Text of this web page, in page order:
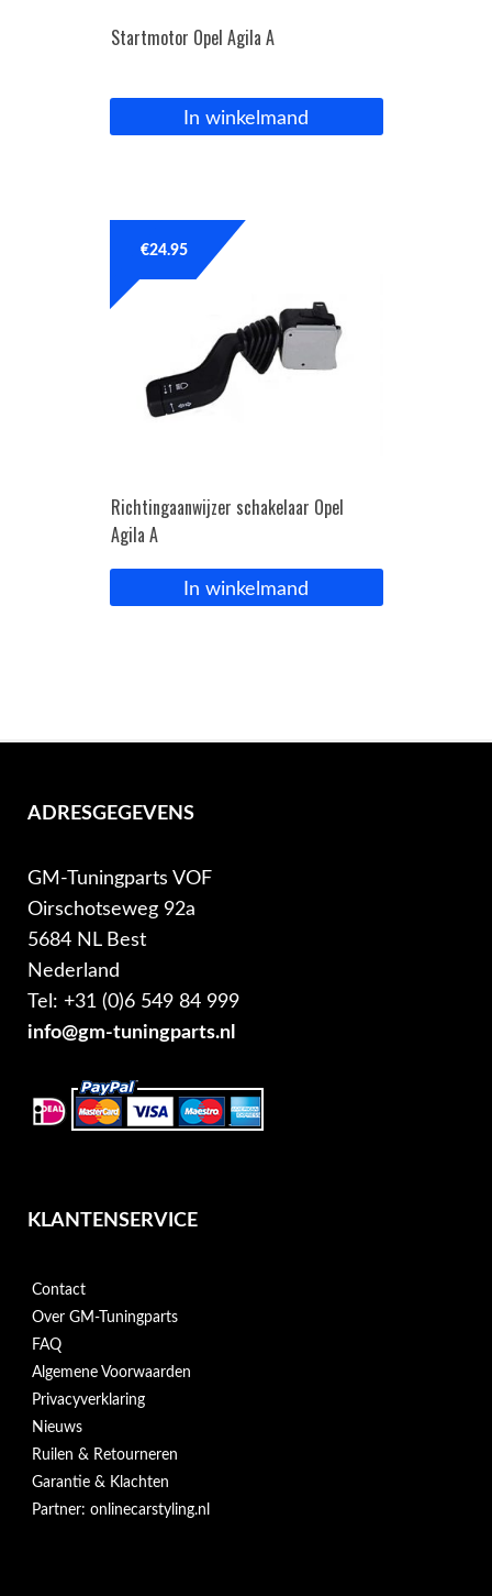
Startmotor Opel Agila A
In winkelmand
Richtingaanwijzer schakelaar Opel
Agila A
€24.95
In winkelmand
ADRESGEGEVENS
GM-Tuningparts VOF
Oirschotseweg 92a
5684 NL Best
Nederland
Tel: +31 (0)6 549 84 999
info@gm-tuningparts.nl
KLANTENSERVICE
Contact
Over GM-Tuningparts
FAQ
Algemene Voorwaarden
Privacyverklaring
Nieuws
Ruilen & Retourneren
Garantie & Klachten
Partner: onlinecarstyling.nl